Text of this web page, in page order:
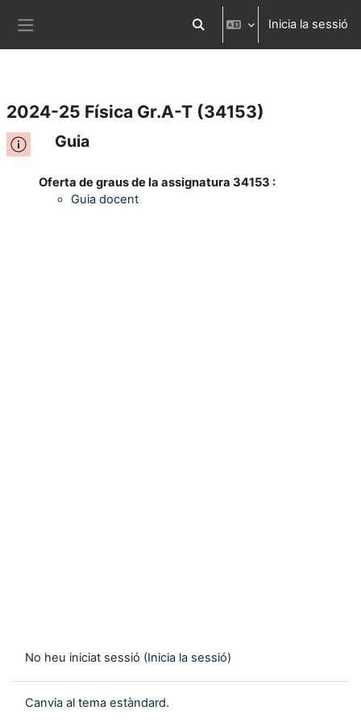
Ves al contingut principal Commuta l'entrada de la cerca
Inicia la sessió
2024-25 Física Gr.A-T (34153)
Guia
Oferta de graus de la assignatura 34153 :
Guia docent
No heu iniciat sessió (Inicia la sessió)
Canvia al tema estàndard.